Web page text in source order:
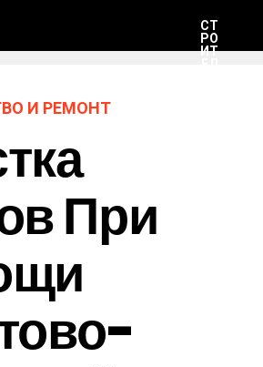
СТ
РО
ИТ
И РЕМОНТ
При